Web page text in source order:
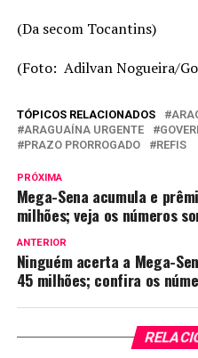
(Da secom Tocantins)
(Foto: Adilvan Nogueira/
TÓPICOS RELACIONADOS
ARAGUAÍNA URGENTE
PRAZO PRORROGADO
REFIS
PRÓXIMA
Mega-Sena acumula e
milhões; veja os números
ANTERIOR
Ninguém acerta a Mega-
45 milhões; confira os